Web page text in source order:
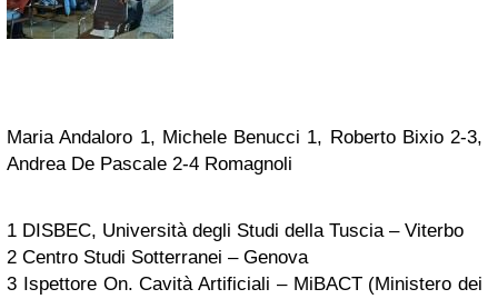
Maria Andaloro 1, Michele Benucci 1, Roberto Bixio 2-3,
Andrea De Pascale 2-4 Romagnoli
1 DISBEC, Università degli Studi della Tuscia – Viterbo
2 Centro Studi Sotterranei – Genova
3 Ispettore On. Cavità Artificiali – MiBACT (Ministero dei